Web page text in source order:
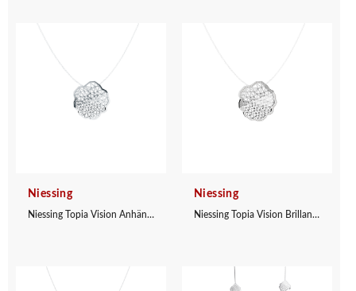
Niessing
Niessing Topia Vision Anhänger
Niessing
Niessing Topia Vision Brillant Anhänger